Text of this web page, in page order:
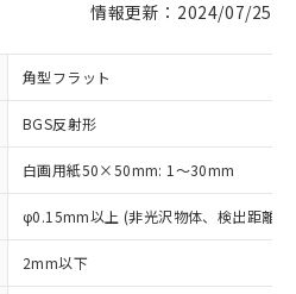
情報更新：2024/07/25
角型フラット
BGS反射形
白画用紙50×50mm: 1～30mm
φ0.15mm以上 (非光沢物体、検出距離
2mm以下